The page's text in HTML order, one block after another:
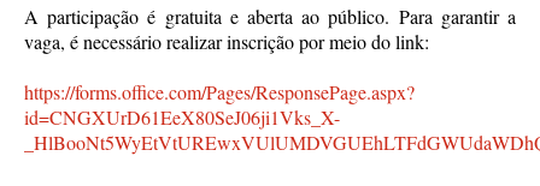
A participação é gratuita e aberta ao público. Para garantir a
vaga, é necessário realizar inscrição por meio do link:
https://forms.office.com/Pages/ResponsePage.aspx?
id=CNGXUrD61EeX80SeJ06ji1Vks_X-